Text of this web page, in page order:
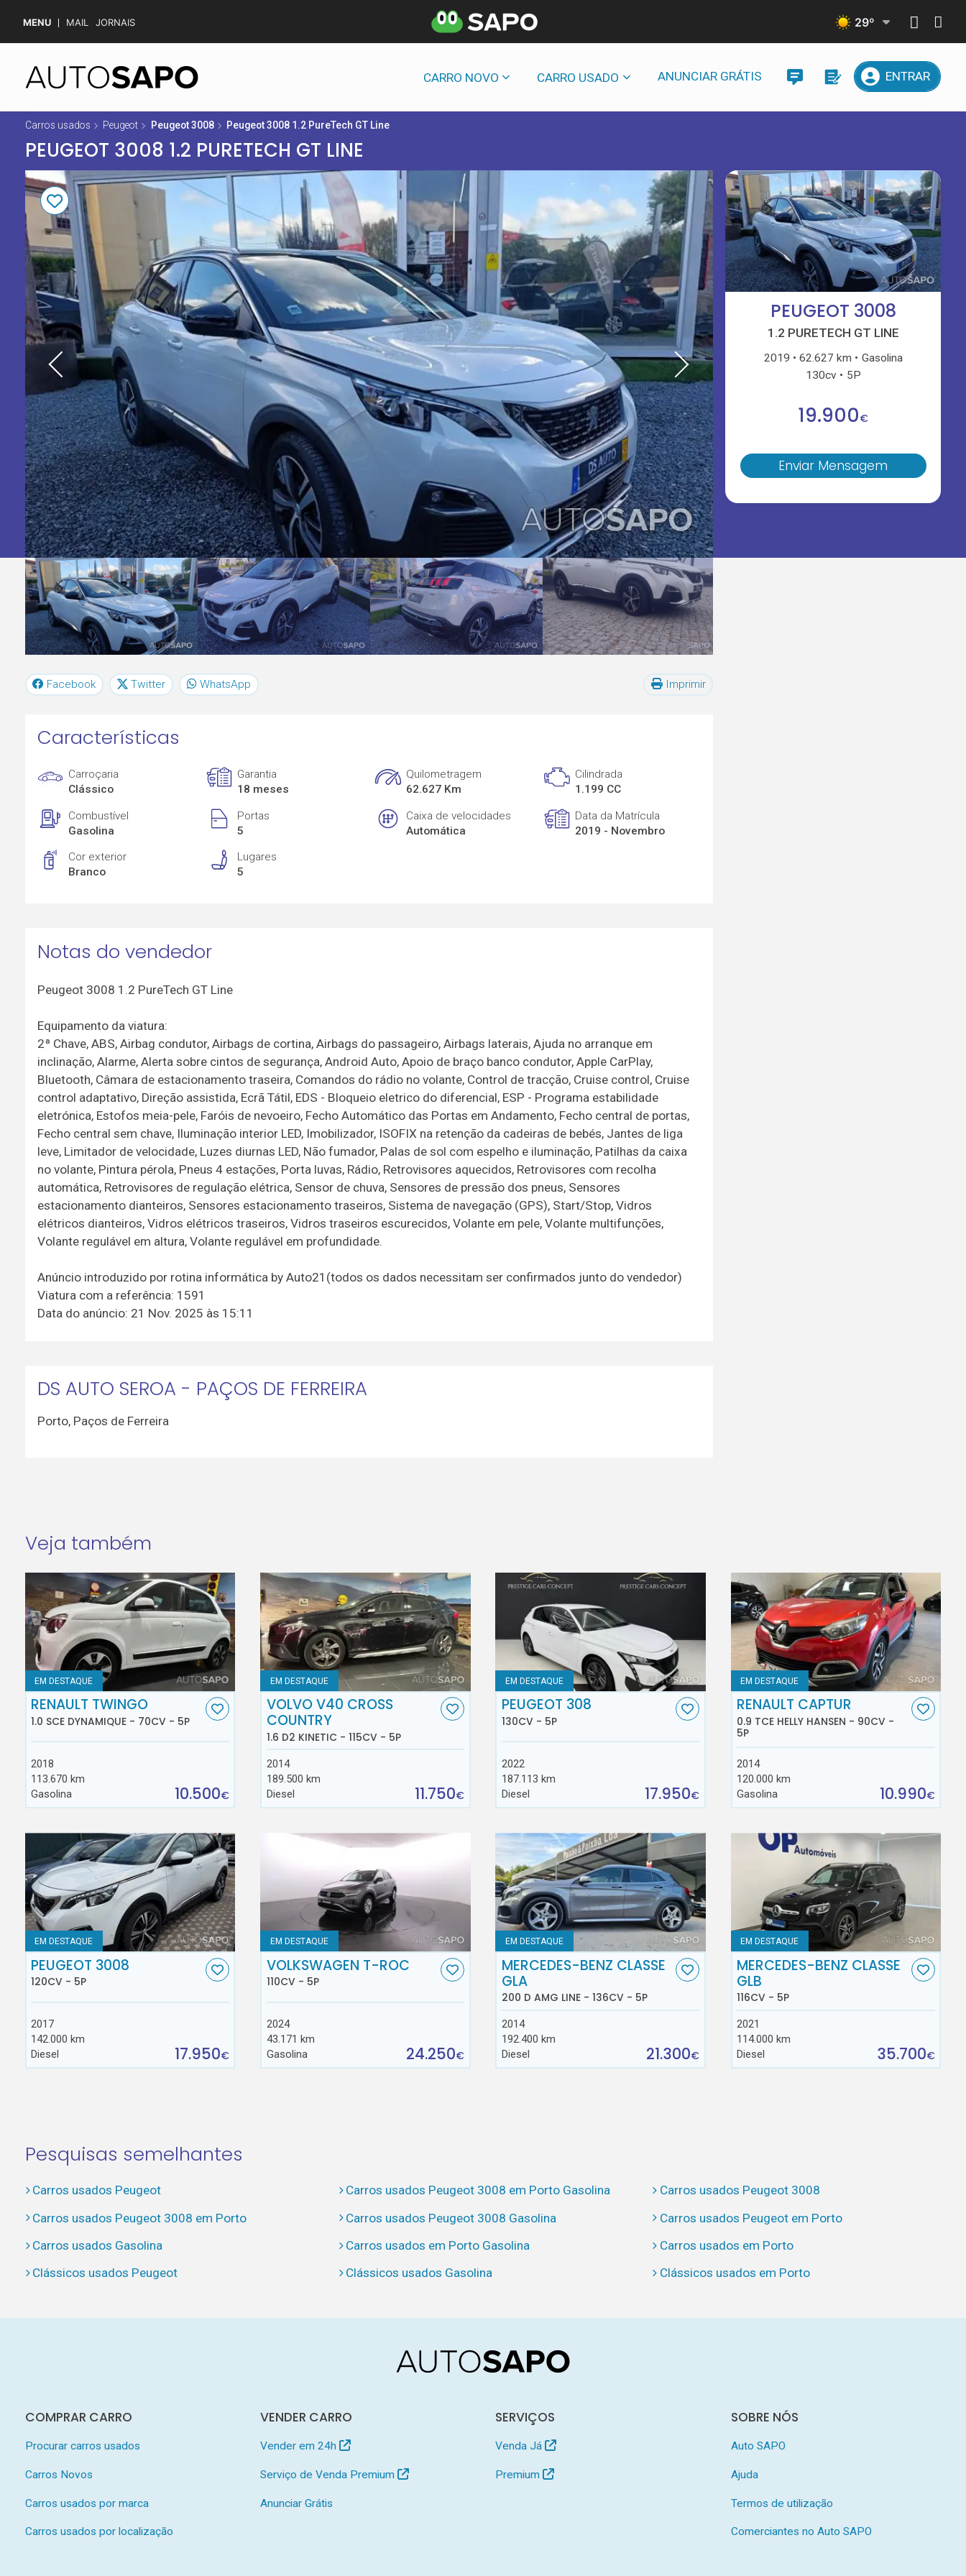
MENU MAIL JORNAIS 29º
CARRO NOVO CARRO USADO ANUNCIAR GRÁTIS ENTRAR
Carros usados Peugeot Peugeot 3008 Peugeot 3008 1.2 PureTech GT Line
PEUGEOT 3008 1.2 PURETECH GT LINE
PEUGEOT 3008
1.2 PURETECH GT LINE
2019 62.627 km
Gasolina
130cv
5P
19.900€
Enviar Mensagem
Facebook Twitter WhatsApp Imprimir
Características
Carroçaria
Clássico
Garantia
18 meses
Quilometragem
62.627 Km
Cilindrada
1.199 CC
Combustível
Gasolina
Portas
5
Caixa de velocidades
Automática
Data da Matrícula
2019 - Novembro
Cor exterior
Branco
Lugares
5
Notas do vendedor
Peugeot 3008 1.2 PureTech GT Line
Equipamento da viatura:
2ª Chave, ABS, Airbag condutor, Airbags de cortina, Airbags do passageiro, Airbags laterais, Ajuda no arranque em
inclinação, Alarme, Alerta sobre cintos de segurança, Android Auto, Apoio de braço banco condutor, Apple CarPlay,
Bluetooth, Câmara de estacionamento traseira, Comandos do rádio no volante, Control de tracção, Cruise control, Cruise
control adaptativo, Direção assistida, Ecrã Tátil, EDS - Bloqueio eletrico do diferencial, ESP - Programa estabilidade
eletrónica, Estofos meia-pele, Faróis de nevoeiro, Fecho Automático das Portas em Andamento, Fecho central de portas,
Fecho central sem chave, Iluminação interior LED, Imobilizador, ISOFIX na retenção da cadeiras de bebés, Jantes de liga
leve, Limitador de velocidade, Luzes diurnas LED, Não fumador, Palas de sol com espelho e iluminação, Patilhas da caixa
no volante, Pintura pérola, Pneus 4 estações, Porta luvas, Rádio, Retrovisores aquecidos, Retrovisores com recolha
automática, Retrovisores de regulação elétrica, Sensor de chuva, Sensores de pressão dos pneus, Sensores
estacionamento dianteiros, Sensores estacionamento traseiros, Sistema de navegação (GPS), Start/Stop, Vidros
elétricos dianteiros, Vidros elétricos traseiros, Vidros traseiros escurecidos, Volante em pele, Volante multifunções,
Volante regulável em altura, Volante regulável em profundidade.
Anúncio introduzido por rotina informática by Auto21(todos os dados necessitam ser confirmados junto do vendedor)
Viatura com a referência: 1591
Data do anúncio: 21 Nov. 2025 às 15:11
DS AUTO SEROA - PAÇOS DE FERREIRA
Porto, Paços de Ferreira
Veja também
EM DESTAQUE
RENAULT TWINGO
1.0 SCE DYNAMIQUE - 70CV - 5P
2018
113.670 km
Gasolina
10.500€
EM DESTAQUE
VOLVO V40 CROSS
COUNTRY
1.6 D2 KINETIC - 115CV - 5P
2014
189.500 km
Diesel
11.750€
EM DESTAQUE
PEUGEOT 308
130CV - 5P
2022
187.113 km
Diesel
17.950€
EM DESTAQUE
RENAULT CAPTUR
0.9 TCE HELLY HANSEN - 90CV -
5P
2014
120.000 km
Gasolina
10.990€
EM DESTAQUE
PEUGEOT 3008
120CV - 5P
2017
142.000 km
Diesel
17.950€
EM DESTAQUE
VOLKSWAGEN T-ROC
110CV - 5P
2024
43.171 km
Gasolina
24.250€
EM DESTAQUE
MERCEDES-BENZ CLASSE
GLA
200 D AMG LINE - 136CV - 5P
2014
192.400 km
Diesel
21.300€
EM DESTAQUE
MERCEDES-BENZ CLASSE
GLB
116CV - 5P
2021
114.000 km
Diesel
35.700€
Pesquisas semelhantes
Carros usados Peugeot Carros usados Peugeot 3008 em Porto Gasolina
Carros usados Peugeot 3008
Carros usados Peugeot 3008 em Porto
Carros usados Peugeot 3008 Gasolina
Carros usados Peugeot em Porto
Carros usados Gasolina
Carros usados em Porto Gasolina
Carros usados em Porto
Clássicos usados Peugeot
Clássicos usados Gasolina Clássicos usados em Porto
COMPRAR CARRO
Procurar carros usados
Carros Novos
Carros usados por marca
Carros usados por localização
VENDER CARRO
Vender em 24h
Serviço de Venda Premium
Anunciar Grátis
SERVIÇOS
Venda Já
Premium
SOBRE NÓS
Auto SAPO
Ajuda
Termos de utilização
Comerciantes no Auto SAPO